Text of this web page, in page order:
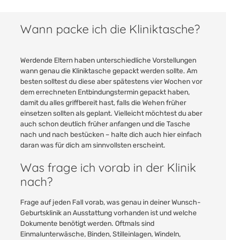
Wann packe ich die Kliniktasche?
Werdende Eltern haben unterschiedliche Vorstellungen
wann genau die Kliniktasche gepackt werden sollte. Am
besten solltest du diese aber spätestens vier Wochen vor
dem errechneten Entbindungstermin gepackt haben,
damit du alles griffbereit hast, falls die Wehen früher
einsetzen sollten als geplant. Vielleicht möchtest du aber
auch schon deutlich früher anfangen und die Tasche
nach und nach bestücken – halte dich auch hier einfach
daran was für dich am sinnvollsten erscheint.
Was frage ich vorab in der Klinik
nach?
Frage auf jeden Fall vorab, was genau in deiner Wunsch-
Geburtsklinik an Ausstattung vorhanden ist und welche
Dokumente benötigt werden. Oftmals sind
Einmalunterwäsche, Binden, Stilleinlagen, Windeln,